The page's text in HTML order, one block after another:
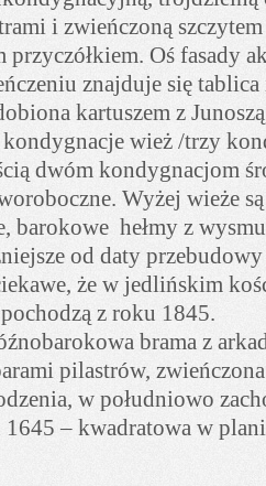
i zwieńczoną
przyczółkiem. Oś fasady
znajduje się
kartuszem z
wież /trzy
dwóm kondygnacjom
Wyżej wieże
barokowe hełmy z
od daty
że w jedlińskim
z roku 1845.
brama z
pilastrów,
w południowo
– kwadratowa w